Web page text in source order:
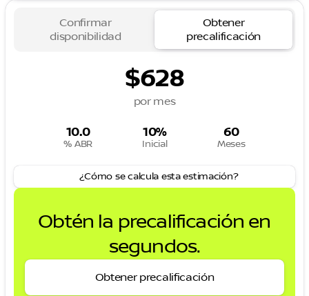
Confirmar
disponibilidad
Obtener
precalificación
$628
por mes
10.0
% ABR
10%
Inicial
60
Meses
¿Cómo se calcula esta estimación?
Obtén la precalificación en
segundos.
Obtener precalificación